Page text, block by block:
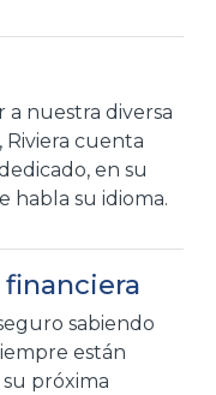
a nuestra diversa
Riviera cuenta
en su
habla su idioma.
sabiendo
están
próxima